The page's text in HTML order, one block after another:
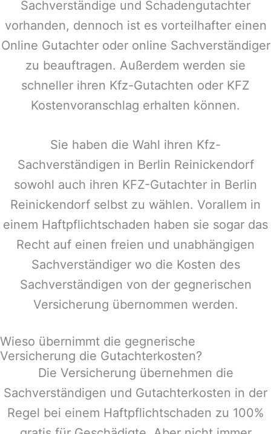
Sachverständige und Schadengutachter
vorhanden, dennoch ist es vorteilhafter einen
Online Gutachter oder online Sachverständiger
zu beauftragen. Außerdem werden sie
schneller ihren Kfz-Gutachten oder KFZ
Kostenvoranschlag erhalten können.
Sie haben die Wahl ihren Kfz-
Sachverständigen in Berlin Reinickendorf
sowohl auch ihren KFZ-Gutachter in Berlin
Reinickendorf selbst zu wählen. Vorallem in
einem Haftpflichtschaden haben sie sogar das
Recht auf einen freien und unabhängigen
Sachverständiger wo die Kosten des
Sachverständigen von der gegnerischen
Versicherung übernommen werden.
Wieso übernimmt die gegnerische
Versicherung die Gutachterkosten?
Die Versicherung übernehmen die
Sachverständigen und Gutachterkosten in der
Regel bei einem Haftpflichtschaden zu 100%